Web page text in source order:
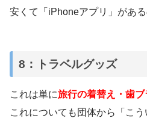
安くて「iPhoneアプリ」がある
8：トラベルグッズ
これは単に旅行の着替え・歯ブ
これについても団体から「こ